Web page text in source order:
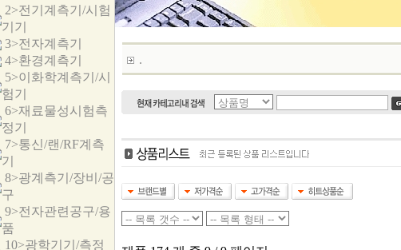
2>전기계측기/시험
기기
3>전자계측기
4>환경계측기
5>이화학계측기/시
험기
6>재료물성시험측
정기
7>통신/랜/RF계측
기
8>광계측기/장비/공
구
9>전자관련공구/용
품
10>광학기기/측정
.